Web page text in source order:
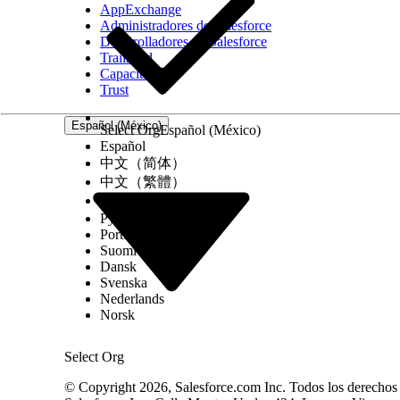
El fragmento de metadatos incluye metadatos
Título:"Recuperación de contraseña"
Resumen:"Pasos para restablecer credenciales
Palabras clave:recuperación, credenciales,
Entidades:página de recuperación, email
Temas:gestión de cuentas, autenticación
El fragmento Preguntas incluye preguntas de
“¿Cómo restablezco mi contraseña?”
"¿Qué debo hacer si olvido mi inicio de sesión?"
"¿Dónde puedo ir para recuperar el acceso a la
AppExchange
Administradores de Salesforce
Desarrolladores de Salesforce
Trailhead
Capacitación
Trust
Español (México)
Select Org
Select OrgEspañol (México)
Español
中文（简体）
中文（繁體）
Русский
Português (Brasil)
Suomi
Dansk
Svenska
Nederlands
Norsk
© Copyright 2026, Salesforce.com Inc. Todos los derechos